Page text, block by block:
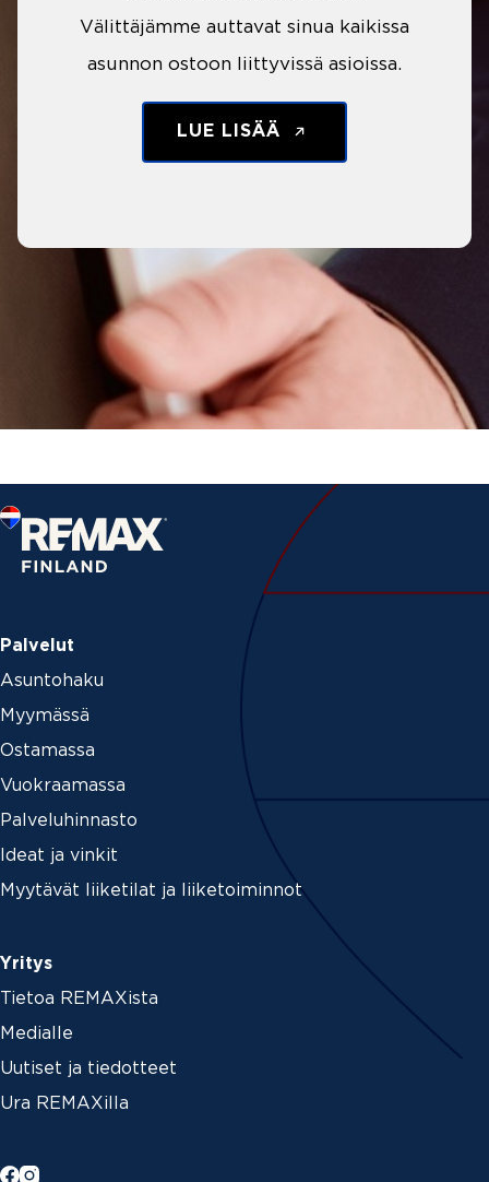
Välittäjämme auttavat sinua kaikissa
asunnon ostoon liittyvissä asioissa.
LUE LISÄÄ
Palvelut
Asuntohaku
Myymässä
Ostamassa
Vuokraamassa
Palveluhinnasto
Ideat ja vinkit
Myytävät liiketilat ja liiketoiminnot
Yritys
Tietoa REMAXista
Medialle
Uutiset ja tiedotteet
Ura REMAXilla